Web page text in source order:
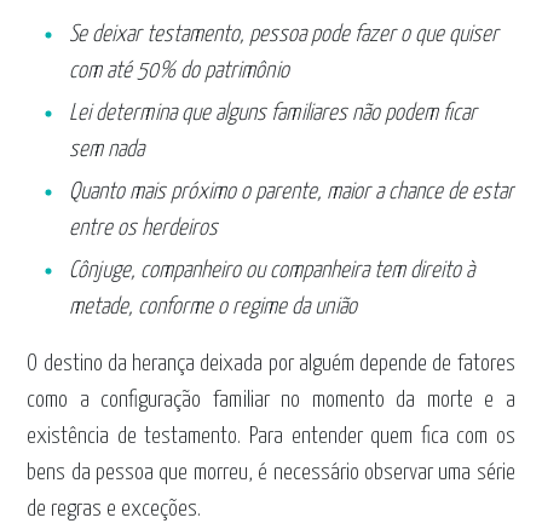
Se deixar testamento, pessoa pode fazer o que quiser
com até 50% do patrimônio
Lei determina que alguns familiares não podem ficar
sem nada
Quanto mais próximo o parente, maior a chance de estar
entre os herdeiros
Cônjuge, companheiro ou companheira tem direito à
metade, conforme o regime da união
O destino da herança deixada por alguém depende de fatores
como a configuração familiar no momento da morte e a
existência de testamento. Para entender quem fica com os
bens da pessoa que morreu, é necessário observar uma série
de regras e exceções.